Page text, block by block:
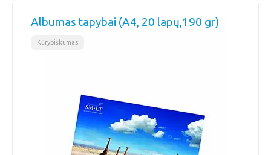
Albumas tapybai (A4, 20 lapų,190 gr)
Kūrybiškumas